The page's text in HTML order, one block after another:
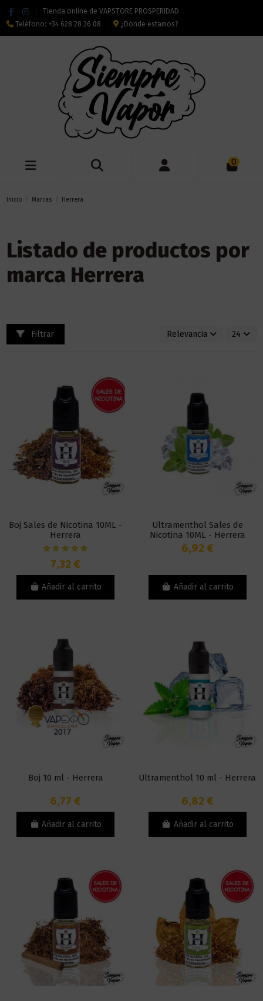
Tienda online de VAPSTORE PROSPERIDAD
Teléfono: +34 628 28 26 08 ¿Dónde estamos?
0
Inicio Marcas Herrera
Listado de productos por
marca Herrera
Filtrar Relevancia 24
Boj Sales de Nicotina 10ML -
Herrera
7,32 €
Añadir al carrito
Ultramenthol Sales de
Nicotina 10ML - Herrera
6,92 €
Añadir al carrito
Boj 10 ml - Herrera
6,77 €
Añadir al carrito
Ultramenthol 10 ml - Herrera
6,82 €
Añadir al carrito